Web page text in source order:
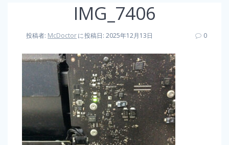
IMG_7406
投稿者: McDoctorに投稿日: 2025年12月13日 0